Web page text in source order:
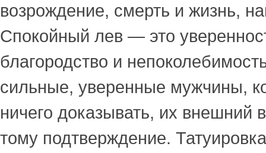
возрождение, смерть и жизнь,
Спокойный лев — это
благородство и
сильные, уверенные мужчины,
ничего доказывать, их внешний
тому подтверждение.